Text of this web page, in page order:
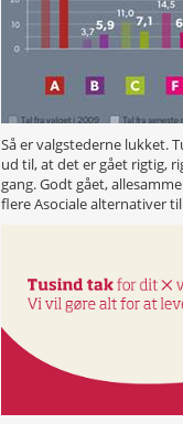
Så er valgstederne lukket.
ud til, at det er gået rigtig,
gang. Godt gået,
flere Asociale alternativer